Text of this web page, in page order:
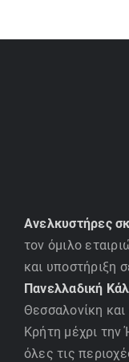
Ανελκυστήρες
τον όμιλο
και υποστήριξη
Πανελλαδική
Θεσσαλονίκη
Κρήτη μέχρι την
όλες τις